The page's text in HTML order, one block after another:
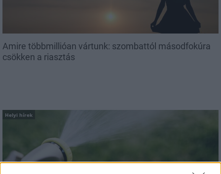
Amire többmillióan vártunk: szombattól másodfokúra
csökken a riasztás
Helyi hírek